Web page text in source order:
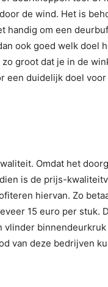
de wind. Het is
handig om een
ook goed welk doel
groot dat je in de
een duidelijk doel
Omdat het
is de prijs-
hiervan. Zo
15 euro per stuk.
vlinder binnendeurkruk
van deze bedrijven